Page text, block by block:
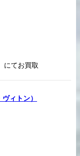
にてお買取
ヴィトン）